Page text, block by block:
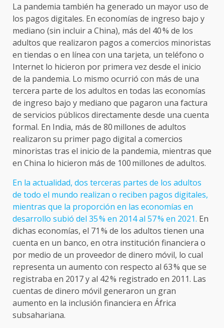
La pandemia también ha generado un mayor uso de
los pagos digitales. En economías de ingreso bajo y
mediano (sin incluir a China), más del 40 % de los
adultos que realizaron pagos a comercios minoristas
en tiendas o en línea con una tarjeta, un teléfono o
Internet lo hicieron por primera vez desde el inicio
de la pandemia. Lo mismo ocurrió con más de una
tercera parte de los adultos en todas las economías
de ingreso bajo y mediano que pagaron una factura
de servicios públicos directamente desde una cuenta
formal. En India, más de 80 millones de adultos
realizaron su primer pago digital a comercios
minoristas tras el inicio de la pandemia, mientras que
en China lo hicieron más de 100 millones de adultos.
En la actualidad, dos terceras partes de los adultos
de todo el mundo realizan o reciben pagos digitales,
mientras que la proporción en las economías en
desarrollo subió del 35 % en 2014 al 57 % en 2021. En
dichas economías, el 71 % de los adultos tienen una
cuenta en un banco, en otra institución financiera o
por medio de un proveedor de dinero móvil, lo cual
representa un aumento con respecto al 63 % que se
registraba en 2017 y al 42 % registrado en 2011. Las
cuentas de dinero móvil generaron un gran
aumento en la inclusión financiera en África
subsahariana.